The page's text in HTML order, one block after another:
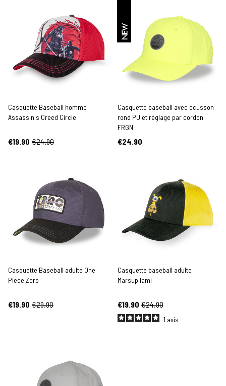
Casquette Baseball homme
Assassin's Creed Circle
€19.90 €24.90
NEW
Casquette baseball avec écusson
rond PU et réglage par cordon
FRGN
€24.90
Casquette Baseball adulte One
Piece Zoro
€19.90 €29.90
Casquette baseball adulte
Marsupilami
€19.90 €24.90
1 avis